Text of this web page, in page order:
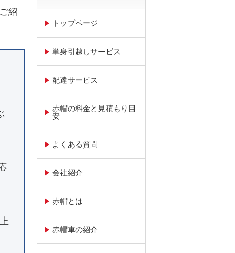
紹
トップページ
単身引越しサービス
配達サービス
赤帽の料金と見積もり目
安
よくある質問
会社紹介
赤帽とは
赤帽車の紹介